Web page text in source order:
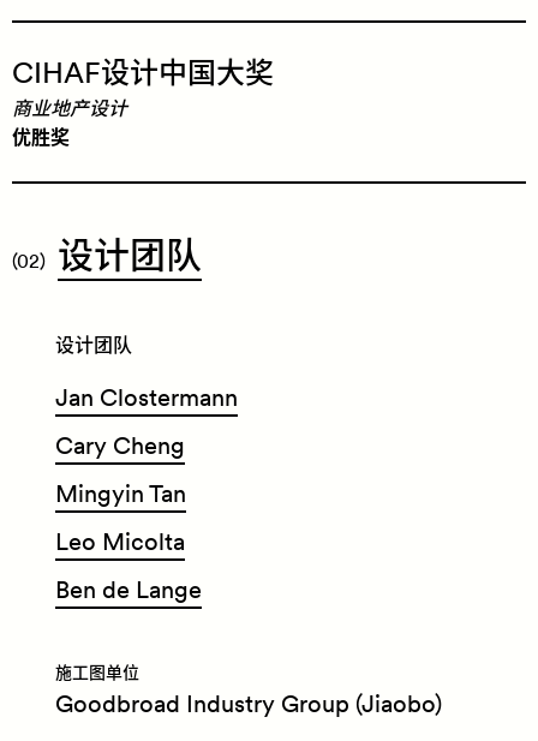
CIHAF设计中 国大奖
商业地产设计
优胜奖
(02) ​设计团 队
设计团队
Jan Clostermann
Cary Cheng
Mingyin Tan
Leo Micolta
Ben de Lange
施工图单位
Goodbroad Industry Group (Jiaobo)